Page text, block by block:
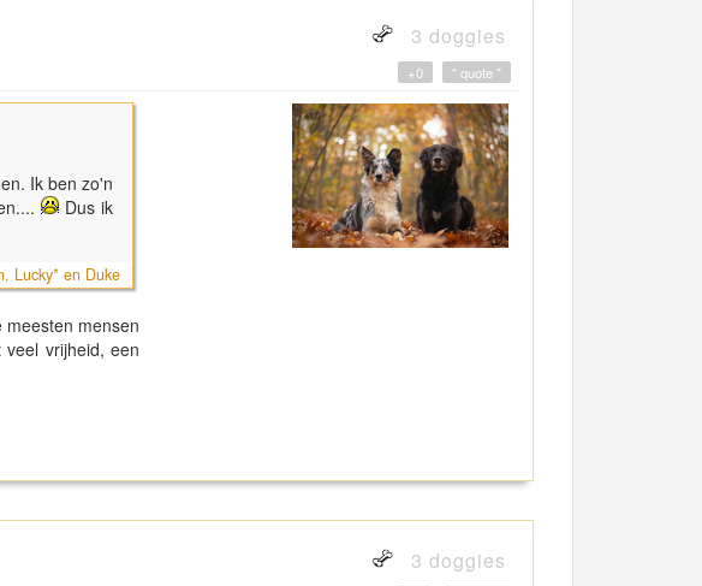
3 doggies
" quote "
+0
Ik ben zo'n
Dus ik
Lucky* en Duke
mensen
vrijheid, een
3 doggies